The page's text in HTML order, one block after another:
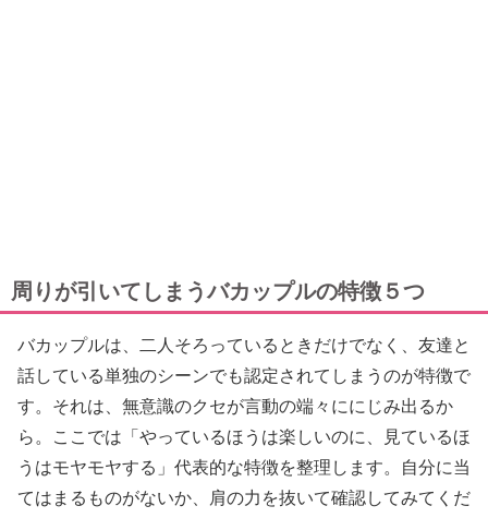
周りが引いてしまうバカップルの特徴５つ
バカップルは、二人そろっているときだけでなく、友達と
話している単独のシーンでも認定されてしまうのが特徴で
す。それは、無意識のクセが言動の端々ににじみ出るか
ら。ここでは「やっているほうは楽しいのに、見ているほ
うはモヤモヤする」代表的な特徴を整理します。自分に当
てはまるものがないか、肩の力を抜いて確認してみてくだ